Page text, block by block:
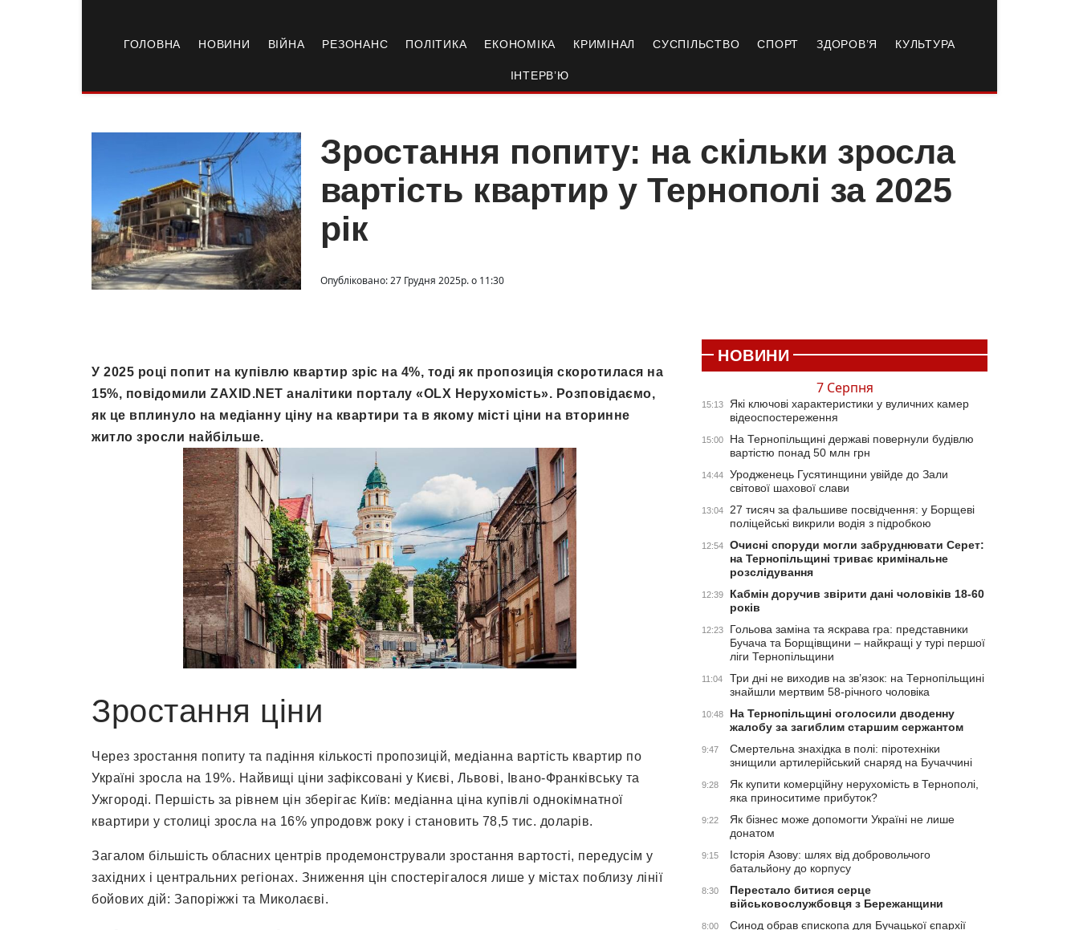
ГОЛОВНА НОВИНИ ВІЙНА РЕЗОНАНС ПОЛІТИКА ЕКОНОМІКА КРИМІНАЛ СУСПІЛЬСТВО СПОРТ ЗДОРОВ’Я КУЛЬТУРА
ІНТЕРВ’Ю
Зростання попиту: на скільки зросла
вартість квартир у Тернополі за 2025
рік
Опубліковано: 27 Грудня 2025р. о 11:30
У 2025 році попит на купівлю квартир зріс на 4%, тоді як пропозиція скоротилася на
15%, повідомили ZAXID.NET аналітики порталу «OLX Нерухомість». Розповідаємо,
як це вплинуло на медіанну ціну на квартири та в якому місті ціни на вторинне
житло зросли найбільше.
Зростання ціни
Через зростання попиту та падіння кількості пропозицій, медіанна вартість квартир по
Україні зросла на 19%. Найвищі ціни зафіксовані у Києві, Львові, Івано-Франківську та
Ужгороді. Першість за рівнем цін зберігає Київ: медіанна ціна купівлі однокімнатної
квартири у столиці зросла на 16% упродовж року і становить 78,5 тис. доларів.
Загалом більшість обласних центрів продемонстрували зростання вартості, передусім у
західних і центральних регіонах. Зниження цін спостерігалося лише у містах поблизу лінії
бойових дій: Запоріжжі та Миколаєві.
НОВИНИ
7 Серпня
15:13
Які ключові характеристики у вуличних камер
відеоспостереження
15:00
На Тернопільщині державі повернули будівлю
вартістю понад 50 млн грн
14:44
Уродженець Гусятинщини увійде до Зали
світової шахової слави
13:04
27 тисяч за фальшиве посвідчення: у Борщеві
поліцейські викрили водія з підробкою
12:54
Очисні споруди могли забруднювати Серет:
на Тернопільщині триває кримінальне
розслідування
12:39
Кабмін доручив звірити дані чоловіків 18-60
років
12:23
Гольова заміна та яскрава гра: представники
Бучача та Борщівщини – найкращі у турі першої
ліги Тернопільщини
11:04
Три дні не виходив на зв’язок: на Тернопільщині
знайшли мертвим 58-річного чоловіка
10:48
На Тернопільщині оголосили дводенну
жалобу за загиблим старшим сержантом
9:47
Смертельна знахідка в полі: піротехніки
знищили артилерійський снаряд на Бучаччині
9:28
Як купити комерційну нерухомість в Тернополі,
яка приноситиме прибуток?
9:22
Як бізнес може допомогти Україні не лише
донатом
9:15
Історія Азову: шлях від добровольчого
батальйону до корпусу
8:30
Перестало битися серце
військовослужбовця з Бережанщини
8:00
Синод обрав єпископа для Бучацької єпархії